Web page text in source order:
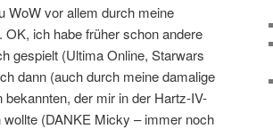
WoW vor allem durch meine
ich habe früher schon andere
gespielt (Ultima Online, Starwars
dann (auch durch meine damalige
bekannten, der mir in der Hartz-IV-
(DANKE Micky – immer noch